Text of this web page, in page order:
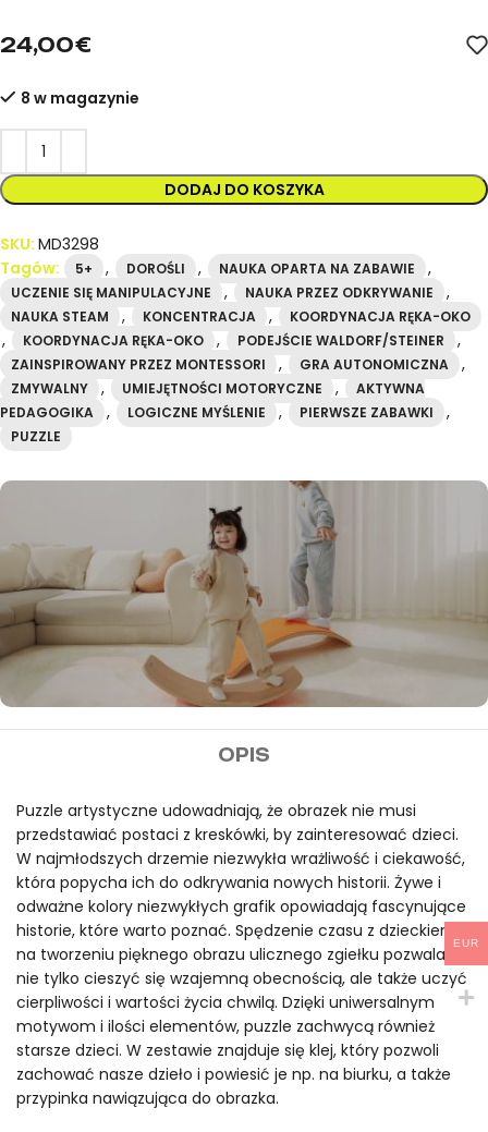
24,00€
8 w magazynie
DODAJ DO KOSZYKA
SKU: MD3298
Tagów:
5+ , DOROŚLI , NAUKA OPARTA NA ZABAWIE ,
UCZENIE SIĘ MANIPULACYJNE , NAUKA PRZEZ ODKRYWANIE ,
NAUKA STEAM , KONCENTRACJA , KOORDYNACJA RĘKA-OKO
, KOORDYNACJA RĘKA-OKO , PODEJŚCIE WALDORF/STEINER ,
ZAINSPIROWANY PRZEZ MONTESSORI , GRA AUTONOMICZNA ,
ZMYWALNY , UMIEJĘTNOŚCI MOTORYCZNE ,
AKTYWNA
PEDAGOGIKA
, LOGICZNE MYŚLENIE , PIERWSZE ZABAWKI ,
PUZZLE
MIDEER
zamówieniach powyżej
100€
OPIS
Puzzle artystyczne udowadniają, że obrazek nie musi
przedstawiać postaci z kreskówki, by zainteresować dzieci.
W najmłodszych drzemie niezwykła wrażliwość i ciekawość,
która popycha ich do odkrywania nowych historii. Żywe i
odważne kolory niezwykłych grafik opowiadają fascynujące
historie, które warto poznać. Spędzenie czasu z dzieckiem
na tworzeniu pięknego obrazu ulicznego zgiełku pozwala
nie tylko cieszyć się wzajemną obecnością, ale także uczyć
cierpliwości i wartości życia chwilą. Dzięki uniwersalnym
motywom i ilości elementów, puzzle zachwycą również
starsze dzieci. W zestawie znajduje się klej, który pozwoli
zachować nasze dzieło i powiesić je np. na biurku, a także
przypinka nawiązująca do obrazka.
EUR